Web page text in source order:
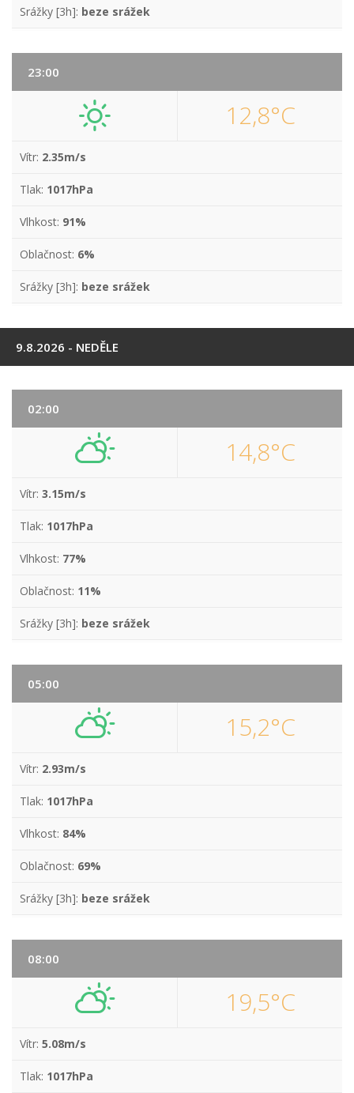
Srážky [3h]: beze srážek
23:00
12,8°C
Vítr: 2.35m/s
Tlak: 1017hPa
Vlhkost: 91%
Oblačnost: 6%
Srážky [3h]: beze srážek
9.8.2026 - NEDĚLE
02:00
14,8°C
Vítr: 3.15m/s
Tlak: 1017hPa
Vlhkost: 77%
Oblačnost: 11%
Srážky [3h]: beze srážek
05:00
15,2°C
Vítr: 2.93m/s
Tlak: 1017hPa
Vlhkost: 84%
Oblačnost: 69%
Srážky [3h]: beze srážek
08:00
19,5°C
Vítr: 5.08m/s
Tlak: 1017hPa